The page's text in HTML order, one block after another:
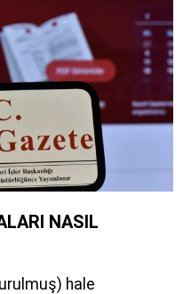
NASIL
hale